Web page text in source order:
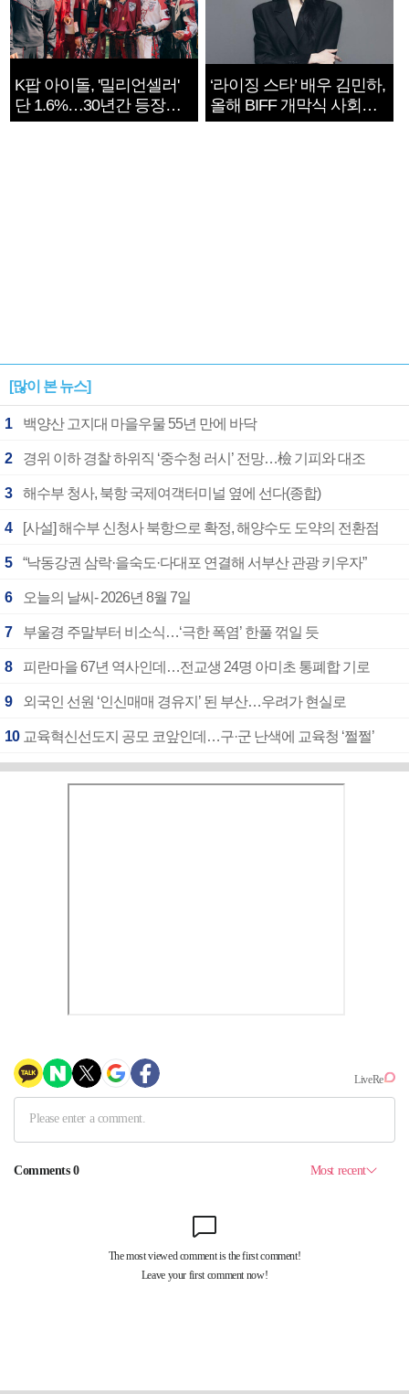
K팝 아이돌, '밀리언셀러'
단 1.6%…30년간 등장
1182개팀 전수조사
‘라이징 스타’ 배우 김민하,
올해 BIFF 개막식 사회자
확정
[많이 본 뉴스]
1 백양산 고지대 마을우물 55년 만에 바닥
2 경위 이하 경찰 하위직 ‘중수청 러시’ 전망…檢 기피와 대조
3 해수부 청사, 북항 국제여객터미널 옆에 선다(종합)
4 [사설] 해수부 신청사 북항으로 확정, 해양수도 도약의 전환점
5 “낙동강권 삼락·을숙도·다대포 연결해 서부산 관광 키우자”
6 오늘의 날씨- 2026년 8월 7일
7 부울경 주말부터 비소식…‘극한 폭염’ 한풀 꺾일 듯
8 피란마을 67년 역사인데…전교생 24명 아미초 통폐합 기로
9 외국인 선원 ‘인신매매 경유지’ 된 부산…우려가 현실로
10 교육혁신선도지 공모 코앞인데…구·군 난색에 교육청 ‘쩔쩔’